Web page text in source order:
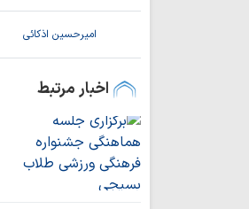
امیرحسین اذکائی
اخبار مرتبط